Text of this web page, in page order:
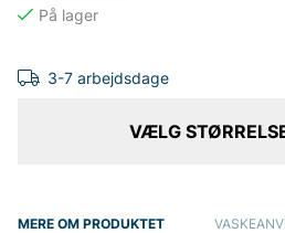
3-7 arbejdsdage
VÆLG
MERE OM PRODUKTET